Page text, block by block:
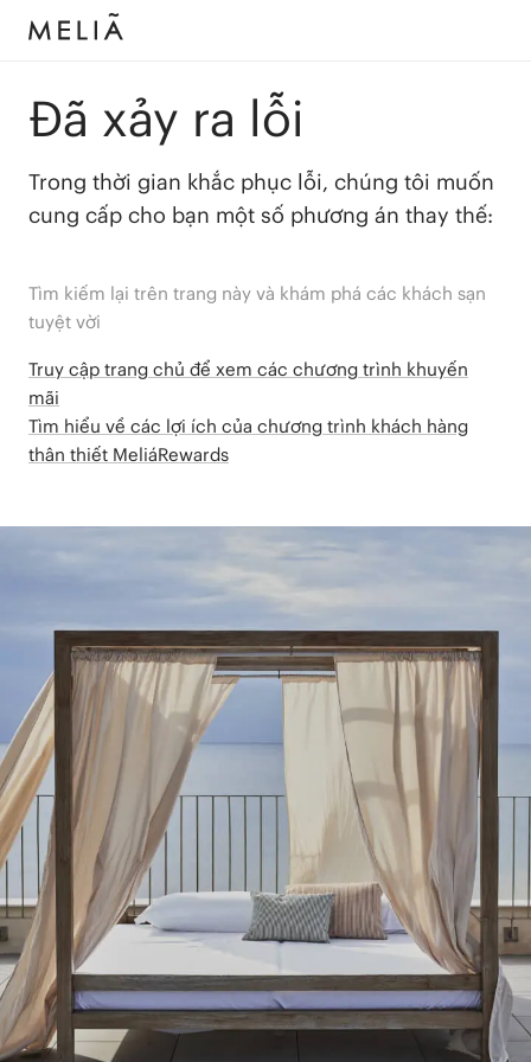
Đã xảy ra lỗi
Trong thời gian khắc phục lỗi, chúng tôi muốn
cung cấp cho bạn một số phương án thay thế:
Tìm kiếm lại trên trang này và khám phá các khách sạn
tuyệt vời
Truy cập trang chủ để xem các chương trình khuyến
mãi
Tìm hiểu về các lợi ích của chương trình khách hàng
thân thiết MeliáRewards